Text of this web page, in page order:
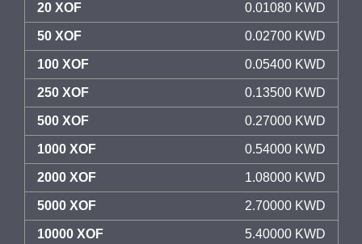
20 XOF 0.01080 KWD
50 XOF 0.02700 KWD
100 XOF 0.05400 KWD
250 XOF 0.13500 KWD
500 XOF 0.27000 KWD
1000 XOF 0.54000 KWD
2000 XOF 1.08000 KWD
5000 XOF 2.70000 KWD
10000 XOF 5.40000 KWD